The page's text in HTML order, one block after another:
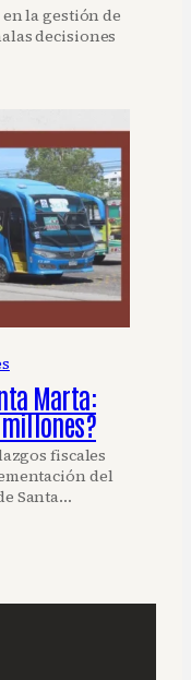
la gestión de
decisiones
Marta:
millones?
fiscales
del
Santa…